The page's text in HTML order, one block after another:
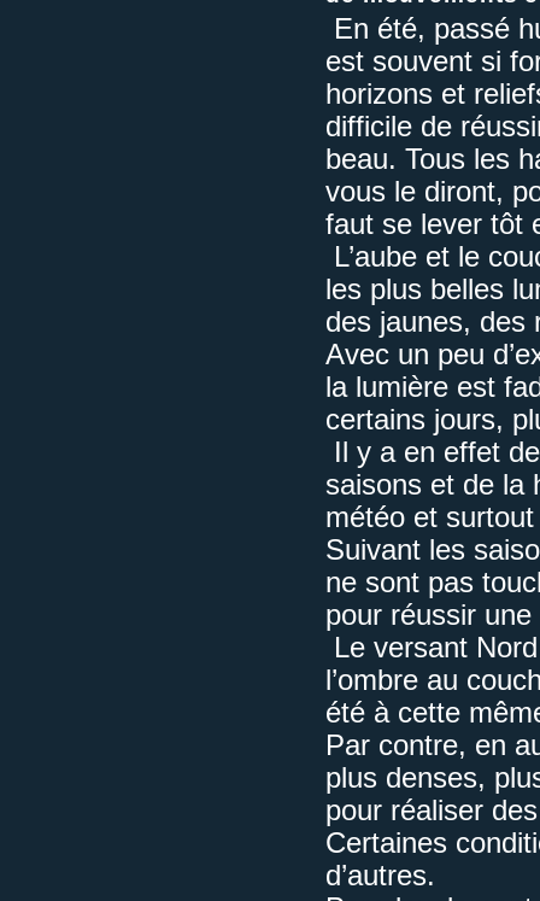
En été, passé
est souvent si
horizons et
difficile de
beau. Tous les
vous le diront,
faut se lever tôt
L’aube et le
les plus belles
des jaunes, des
Avec un peu
la lumière est
certains jours,
Il y a en effet
saisons et de la
météo et surtout
Suivant les
ne sont pas
pour réussir
Le versant
l’ombre au
été à cette
Par contre, en
plus denses,
pour réaliser
Certaines
d’autres.